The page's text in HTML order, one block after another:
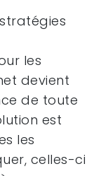
les
devient
de toute
est
les
celles-ci